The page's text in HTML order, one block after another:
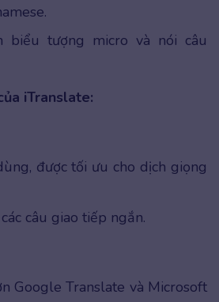
biểu tượng micro và nói câu
iTranslate:
được tối ưu cho dịch giọng
câu giao tiếp ngắn.
Google Translate và Microsoft